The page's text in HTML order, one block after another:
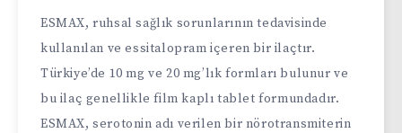
ESMAX, ruhsal sağlık sorunlarının tedavisinde
kullanılan ve essitalopram içeren bir ilaçtır.
Türkiye’de 10 mg ve 20 mg’lık formları bulunur ve
bu ilaç genellikle film kaplı tablet formundadır.
ESMAX, serotonin adı verilen bir nörotransmiterin